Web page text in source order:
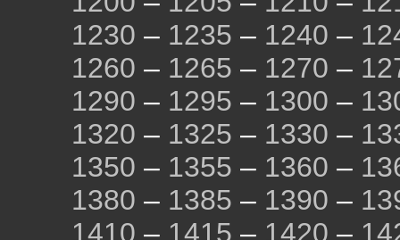
1230 – 1235 – 1240 –
1260 – 1265 – 1270 –
1290 – 1295 – 1300 –
1320 – 1325 – 1330 –
1350 – 1355 – 1360 –
1380 – 1385 – 1390 –
1410 – 1415 – 1420 –